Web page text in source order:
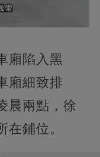
廂陷入黑
廂細致排
晨兩點，徐
鋪位。